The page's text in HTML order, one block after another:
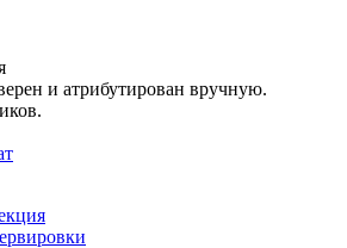
и атрибутирован вручную.